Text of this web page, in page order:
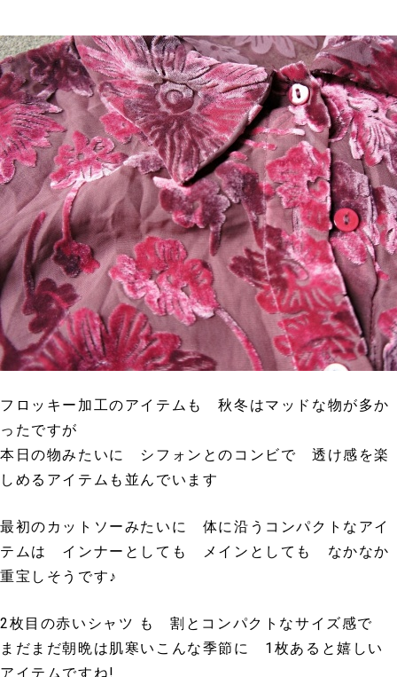
フロッキー加工のアイテムも 秋冬はマッドな物が多か
ったですが
本日の物みたいに シフォンとのコンビで 透け感を楽
しめるアイテムも並んでいます
最初のカットソーみたいに 体に沿うコンパクトなアイ
テムは インナーとしても メインとしても なかなか
重宝しそうです♪
2枚目の赤いシャツ も 割とコンパクトなサイズ感で
まだまだ朝晩は肌寒いこんな季節に 1枚あると嬉しい
アイテムですね!